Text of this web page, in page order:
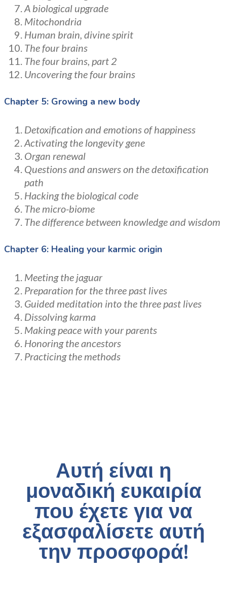
A biological upgrade
Mitochondria
Human brain, divine spirit
The four brains
The four brains, part 2
Uncovering the four brains
Chapter 5: Growing a new body
Detoxification and emotions of happiness
Activating the longevity gene
Organ renewal
Questions and answers on the detoxification
path
Hacking the biological code
The micro-biome
The difference between knowledge and wisdom
Chapter 6: Healing your karmic origin
Meeting the jaguar
Preparation for the three past lives
Guided meditation into the three past lives
Dissolving karma
Making peace with your parents
Honoring the ancestors
Practicing the methods
Αυτή είναι η
μοναδική ευκαιρία
που έχετε για να
εξασφαλίσετε αυτή
την προσφορά!